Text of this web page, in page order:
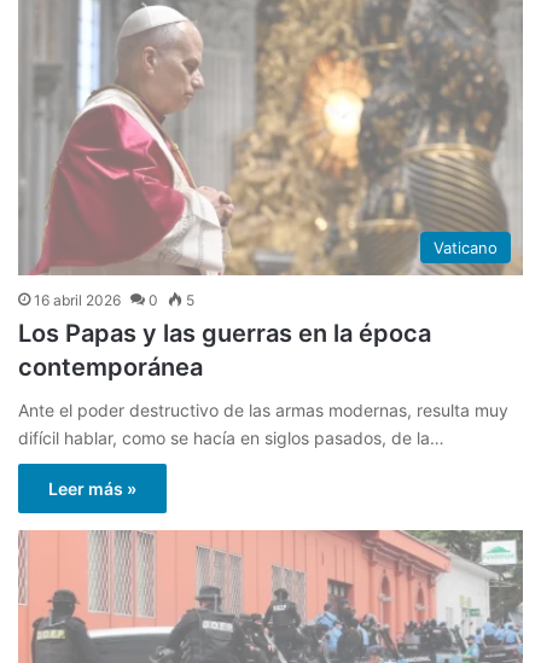
Vaticano
16 abril 2026 0 5
Los Papas y las guerras en la época
contemporánea
Ante el poder destructivo de las armas modernas, resulta muy
difícil hablar, como se hacía en siglos pasados, de la…
Leer más »